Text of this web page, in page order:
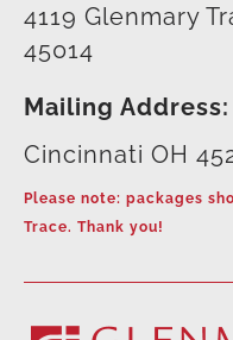
4119 Glenmary
45014
Mailing Address:
Cincinnati OH
Please note: packages
Trace. Thank you!